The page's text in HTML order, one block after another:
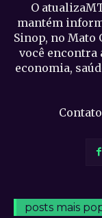
O
mantém
Sinop, no Mato
você
economia,
posts mais